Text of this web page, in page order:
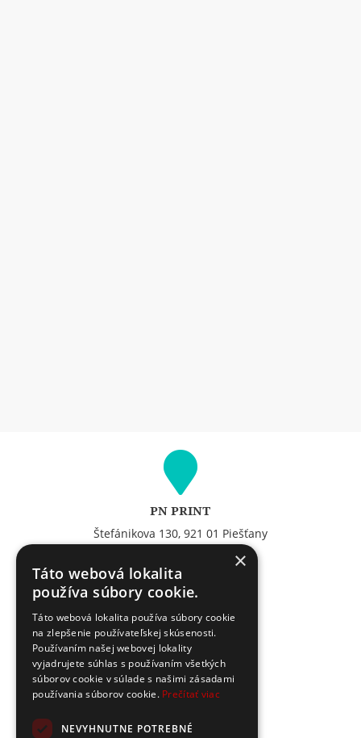
PN PRINT
Štefánikova 130, 921 01 Piešťany
GPS: 48.601120,17.831539
Navigovať do PN PRINT
Volajte
00421 33 77 260 75
×
Táto webová lokalita
používa súbory cookie.
Táto webová lokalita používa súbory cookie
na zlepšenie používateľskej skúsenosti.
Používaním našej webovej lokality
vyjadrujete súhlas s používaním všetkých
súborov cookie v súlade s našimi zásadami
používania súborov cookie. Prečítať viac
NEVYHNUTNE POTREBNÉ